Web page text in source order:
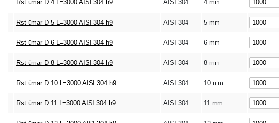
Rst ümar D 4 L=3000 AISI 304 h9 AISI 304 4 mm
Rst ümar D 5 L=3000 AISI 304 h9 AISI 304 5 mm
Rst ümar D 6 L=3000 AISI 304 h9 AISI 304 6 mm
Rst ümar D 8 L=3000 AISI 304 h9 AISI 304 8 mm
Rst ümar D 10 L=3000 AISI 304 h9 AISI 304 10 mm
Rst ümar D 11 L=3000 AISI 304 h9 AISI 304 11 mm